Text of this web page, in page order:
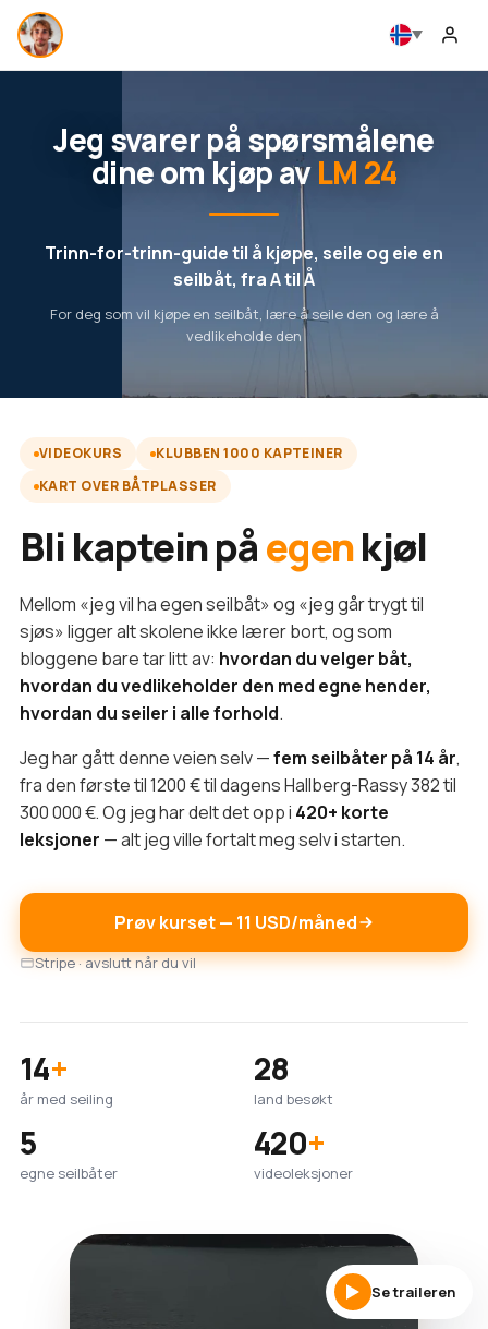
Jeg svarer på spørsmålene
dine om kjøp avLM 24
Trinn-for-trinn-guide til å kjøpe, seile og eie en
seilbåt, fra A til Å
For deg som vil kjøpe en seilbåt, lære å seile den og lære å
vedlikeholde den
VIDEOKURS
KLUBBEN 1000 KAPTEINER
KART OVER BÅTPLASSER
Bli kaptein påegenkjøl
Mellom «jeg vil ha egen seilbåt» og «jeg går trygt til
sjøs» ligger alt skolene ikke lærer bort, og som
bloggene bare tar litt av: hvordan du velger båt,
hvordan du vedlikeholder den med egne hender,
hvordan du seiler i alle forhold.
Jeg har gått denne veien selv —fem seilbåter på 14 år,
fra den første til 1200 € til dagens Hallberg-Rassy 382 til
300 000 €. Og jeg har delt det opp i 420+ korte
leksjoner — alt jeg ville fortalt meg selv i starten.
Prøv kurset — 11 USD/måned
Stripe · avslutt når du vil
14+
år med seiling
28
land besøkt
5
egne seilbåter
420+
videoleksjoner
Se traileren